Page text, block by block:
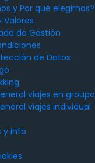
y Por qué elegirnos?
Valores
de Gestión
de Datos
viajes en groupo
viajes individual
y info